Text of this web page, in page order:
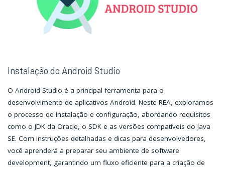
Instalação do Android Studio
O Android Studio é a principal ferramenta para o
desenvolvimento de aplicativos Android. Neste REA, exploramos
o processo de instalação e configuração, abordando requisitos
como o JDK da Oracle, o SDK e as versões compatíveis do Java
SE. Com instruções detalhadas e dicas para desenvolvedores,
você aprenderá a preparar seu ambiente de software
development, garantindo um fluxo eficiente para a criação de